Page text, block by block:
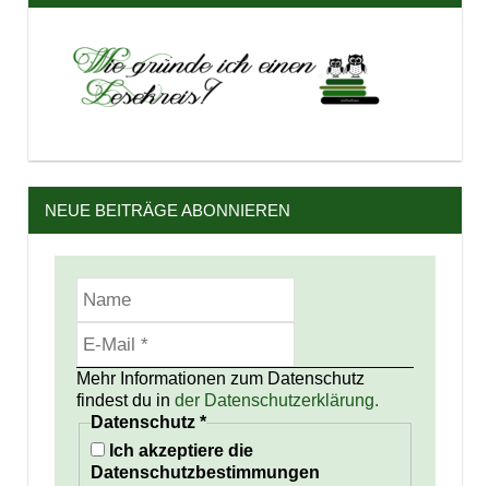
NEUE BEITRÄGE ABONNIEREN
Mehr Informationen zum Datenschutz
findest du in der Datenschutzerklärung.
Datenschutz *
Ich akzeptiere die
Datenschutzbestimmungen